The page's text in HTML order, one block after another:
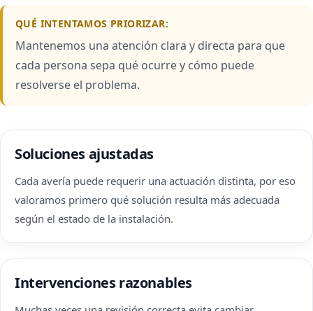
QUÉ INTENTAMOS PRIORIZAR:
Mantenemos una atención clara y directa para que
cada persona sepa qué ocurre y cómo puede
resolverse el problema.
Soluciones ajustadas
Cada avería puede requerir una actuación distinta, por eso
valoramos primero qué solución resulta más adecuada
según el estado de la instalación.
Intervenciones razonables